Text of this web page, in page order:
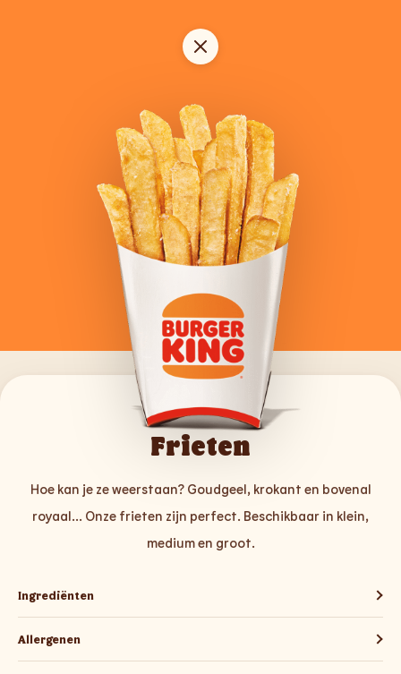
Frieten
Hoe kan je ze weerstaan? Goudgeel, krokant en bovenal
royaal... Onze frieten zijn perfect. Beschikbaar in klein,
medium en groot.
Ingrediënten
Allergenen